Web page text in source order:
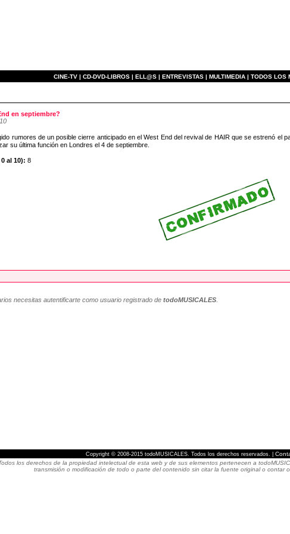
CINE-TV | CD-DVD-LIBROS | ELL@S | ENTREVISTAS | MULTIMEDIA | TODOS LOS
en septiembre?
rumores de un posible cierre anticipado en el West End del revival de HAIR que se estrenó el
su última función en Londres el 4 de septiembre.
al 10): 8
necesitas autentificarte como usuario registrado detodoMUSICALES
Copyright © 2008-2015 todoMUSICALES. Todos los derechos reservados. |
los derechos de la propiedad intelectual de esta web y de sus elementos pertenecen a
transmisión o modificación de todo o parte del contenido sin citar la fuente original o contar